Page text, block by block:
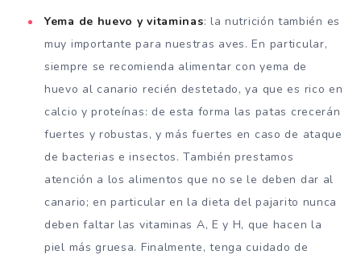
Yema de huevo y vitaminas: la nutrición también es
muy importante para nuestras aves. En particular,
siempre se recomienda alimentar con yema de
huevo al canario recién destetado, ya que es rico en
calcio y proteínas: de esta forma las patas crecerán
fuertes y robustas, y más fuertes en caso de ataque
de bacterias e insectos. También prestamos
atención a los alimentos que no se le deben dar al
canario; en particular en la dieta del pajarito nunca
deben faltar las vitaminas A, E y H, que hacen la
piel más gruesa. Finalmente, tenga cuidado de